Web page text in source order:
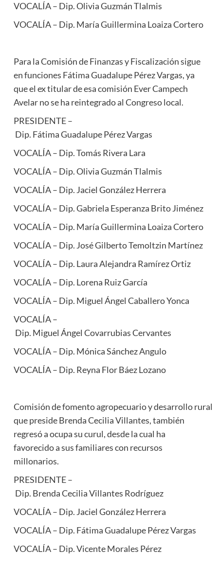
VOCALÍA – Dip. Olivia Guzmán Tlalmis
VOCALÍA – Dip. María Guillermina Loaiza Cortero
Para la Comisión de Finanzas y Fiscalización sigue
en funciones Fátima Guadalupe Pérez Vargas, ya
que el ex titular de esa comisión Ever Campech
Avelar no se ha reintegrado al Congreso local.
PRESIDENTE –
Dip. Fátima Guadalupe Pérez Vargas
VOCALÍA – Dip. Tomás Rivera Lara
VOCALÍA – Dip. Olivia Guzmán Tlalmis
VOCALÍA – Dip. Jaciel González Herrera
VOCALÍA – Dip. Gabriela Esperanza Brito Jiménez
VOCALÍA – Dip. María Guillermina Loaiza Cortero
VOCALÍA – Dip. José Gilberto Temoltzin Martínez
VOCALÍA – Dip. Laura Alejandra Ramírez Ortiz
VOCALÍA – Dip. Lorena Ruiz García
VOCALÍA – Dip. Miguel Ángel Caballero Yonca
VOCALÍA –
Dip. Miguel Ángel Covarrubias Cervantes
VOCALÍA – Dip. Mónica Sánchez Angulo
VOCALÍA – Dip. Reyna Flor Báez Lozano
Comisión de fomento agropecuario y desarrollo rural
que preside Brenda Cecilia Villantes, también
regresó a ocupa su curul, desde la cual ha
favorecido a sus familiares con recursos
millonarios.
PRESIDENTE –
Dip. Brenda Cecilia Villantes Rodríguez
VOCALÍA – Dip. Jaciel González Herrera
VOCALÍA – Dip. Fátima Guadalupe Pérez Vargas
VOCALÍA – Dip. Vicente Morales Pérez